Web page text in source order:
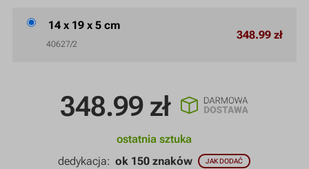
348.99 zł
ostatnia sztuka
dedykacja:ok 150 znaków JAK DODAĆ
14 x 19 x 5 cm
40627/2
348.99 zł